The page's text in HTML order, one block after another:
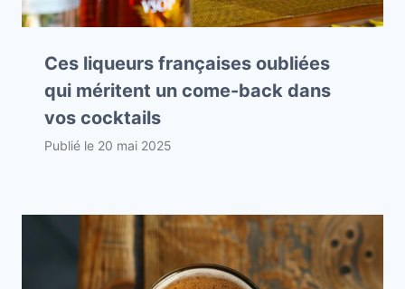
Ces liqueurs françaises oubliées
qui méritent un come-back dans
vos cocktails
Publié le 20 mai 2025